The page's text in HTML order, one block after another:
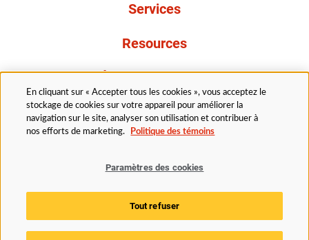
Services
Resources
À propos de nous
Politique d’accessibilité
Politique en matière de cookies
Paramètres des cookies
En cliquant sur « Accepter tous les cookies », vous acceptez le
stockage de cookies sur votre appareil pour améliorer la
navigation sur le site, analyser son utilisation et contribuer à
nos efforts de marketing.
Politique des témoins
Paramètres des cookies
Tout refuser